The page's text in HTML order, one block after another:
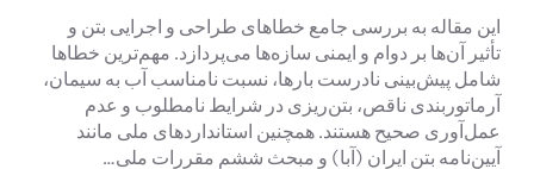
این مقاله به بررسی جامع خطاهای طراحی و اجرایی بتن و
تأثیر آن‌ها بر دوام و ایمنی سازه‌ها می‌پردازد. مهم‌ترین خطاها
شامل پیش‌بینی نادرست بارها، نسبت نامناسب آب به سیمان،
آرماتوربندی ناقص، بتن‌ریزی در شرایط نامطلوب و عدم
عمل‌آوری صحیح هستند. همچنین استانداردهای ملی مانند
آیین‌نامه بتن ایران (آبا) و مبحث ششم مقررات ملی…